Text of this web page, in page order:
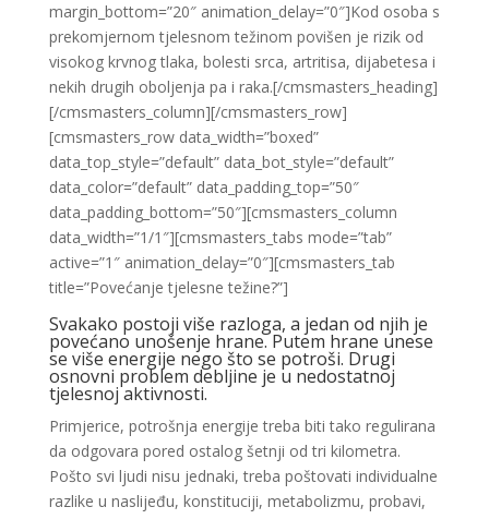
margin_bottom=”20″ animation_delay=”0″]Kod osoba s
prekomjernom tjelesnom težinom povišen je rizik od
visokog krvnog tlaka, bolesti srca, artritisa, dijabetesa i
nekih drugih oboljenja pa i raka.[/cmsmasters_heading]
[/cmsmasters_column][/cmsmasters_row]
[cmsmasters_row data_width=”boxed”
data_top_style=”default” data_bot_style=”default”
data_color=”default” data_padding_top=”50″
data_padding_bottom=”50″][cmsmasters_column
data_width=”1/1″][cmsmasters_tabs mode=”tab”
active=”1″ animation_delay=”0″][cmsmasters_tab
title=”Povećanje tjelesne težine?”]
Svakako postoji više razloga, a jedan od njih je
povećano unošenje hrane. Putem hrane unese
se više energije nego što se potroši. Drugi
osnovni problem debljine je u nedostatnoj
tjelesnoj aktivnosti.
Primjerice, potrošnja energije treba biti tako regulirana
da odgovara pored ostalog šetnji od tri kilometra.
Pošto svi ljudi nisu jednaki, treba poštovati individualne
razlike u naslijeđu, konstituciji, metabolizmu, probavi,